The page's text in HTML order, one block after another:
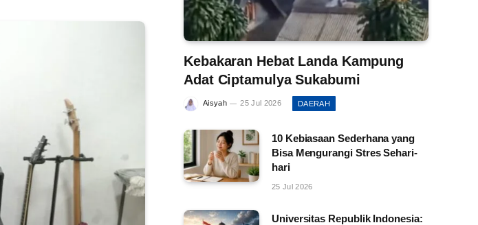
Kebakaran Hebat Landa Kampung
Adat Ciptamulya Sukabumi
Aisyah 25 Jul 2026 DAERAH
10 Kebiasaan Sederhana yang
Bisa Mengurangi Stres Sehari-
hari
25 Jul 2026
Universitas Republik Indonesia: